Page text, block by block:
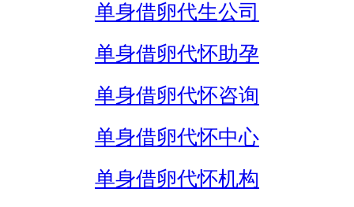
单身借卵代生公司
单身借卵代怀助孕
单身借卵代怀咨询
单身借卵代怀中心
单身借卵代怀机构